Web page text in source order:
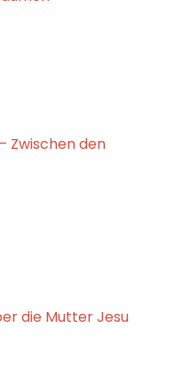
Zwischen den
die Mutter Jesu